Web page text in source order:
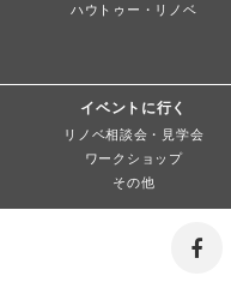
ハウトゥー・リノベ
イベントに行く
リノベ相談会・見学会
ワークショップ
その他